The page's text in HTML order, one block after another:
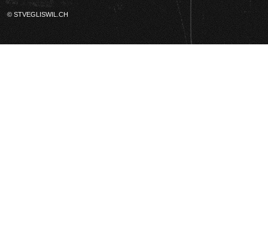
© STVEGLISWIL.CH